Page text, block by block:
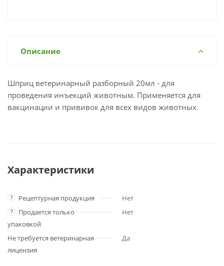
Описание
Шприц ветеринарный разборный 20мл - для
проведения инъекций животным. Применяется для
вакцинации и прививок для всех видов животных.
Характеристики
? Рецептурная продукция Нет
?
Продается только
упаковкой
Нет
Не требуется ветеринарная
лицензия
Да